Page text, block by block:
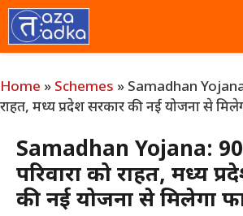
Skip
to
content
Home » Schemes » Samadhan
राहत, मध्य प्रदेश सरकार की नई योजना से
Samadhan Yojana:
परिवारों को राहत, मध्य
की नई योजना से मिलेगा